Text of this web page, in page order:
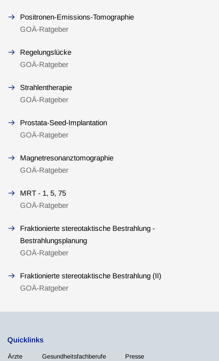
Positronen-Emissions-Tomographie
GOÄ-Ratgeber
Regelungslücke
GOÄ-Ratgeber
Strahlentherapie
GOÄ-Ratgeber
Prostata-Seed-Implantation
GOÄ-Ratgeber
Magnetresonanztomographie
GOÄ-Ratgeber
MRT - 1, 5, 75
GOÄ-Ratgeber
Fraktionierte stereotaktische Bestrahlung -
Bestrahlungsplanung
GOÄ-Ratgeber
Fraktionierte stereotaktische Bestrahlung (II)
GOÄ-Ratgeber
Quicklinks
Ärzte Gesundheitsfachberufe Presse